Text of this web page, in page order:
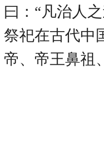
曰：“凡治人
祭祀在古代中
帝、帝王鼻祖